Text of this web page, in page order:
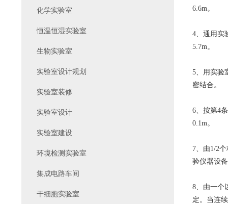
6.6m。
4、通用实
5.7m。
5、用实验
密结合。
6、按第4
0.1m。
7、由1/2
验仪器设
8、由一个
定。当连
化学实验室
恒温恒湿实验室
生物实验室
实验室设计规划
实验室装修
实验室设计
实验室建设
环境检测实验室
集成电路车间
干细胞实验室